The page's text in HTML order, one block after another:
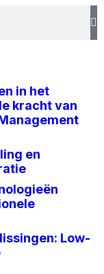
in het
kracht van
en
Low-